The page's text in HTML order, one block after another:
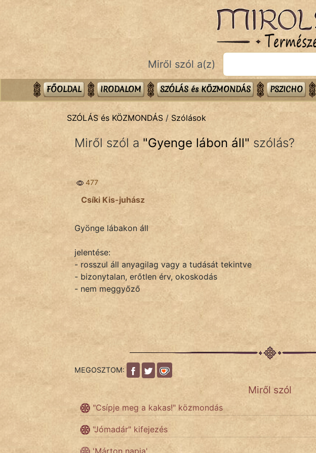
Bibliai
Közmondások
Szóláscsoportok
És
KÖZMONDÁS
Miről szól a(z)
FŐOLDAL IRODALOM SZÓLÁS és KÖZMONDÁS PSZICHO
SZÓLÁS és KÖZMONDÁS / Szólások
Miről szól a "Gyenge lábon áll" szólás?
477
Csíki Kis-juhász
Gyönge lábakon áll
jelentése:
- rosszul áll anyagilag vagy a tudását tekintve
- bizonytalan, erőtlen érv, okoskodás
- nem meggyőző
MEGOSZTOM:
Miről szól
"Csípje meg a kakas!" közmondás
"Jómadár" kifejezés
'Márton napja'